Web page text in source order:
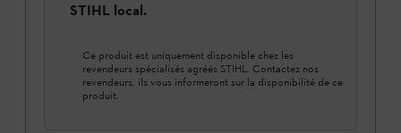
STIHL local.
Ce produit est uniquement disponible chez les
revendeurs spécialisés agréés STIHL. Contactez nos
revendeurs, ils vous informeront sur la disponibilité de ce
produit.